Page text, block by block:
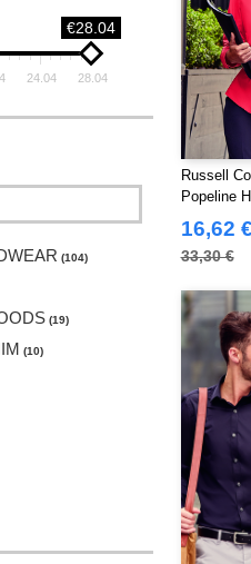
€28.04
24.04 28.04
(104)
(19)
(10)
Russell
Popeline
16,62 €
33,30 €